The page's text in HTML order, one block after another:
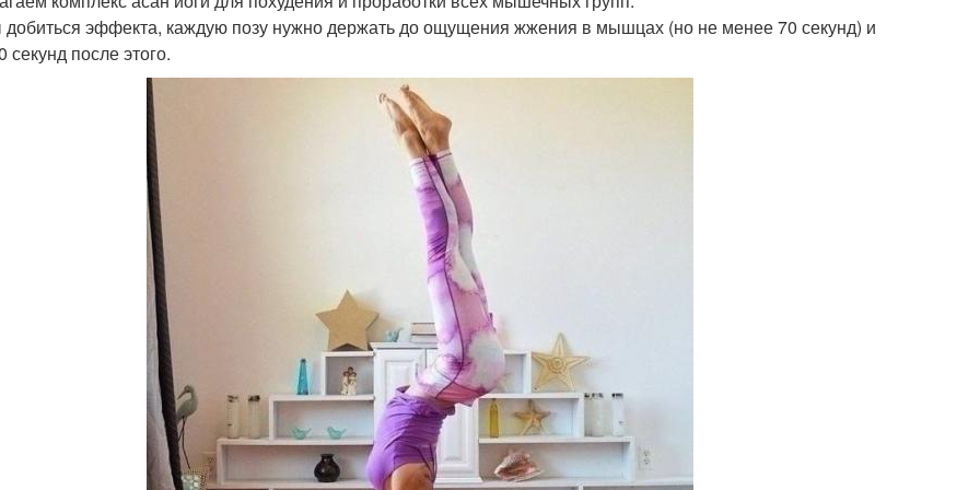
добиться эффекта, каждую позу нужно держать до ощущения жжения в мышцах (но не менее 70 секунд) и
секунд после этого.